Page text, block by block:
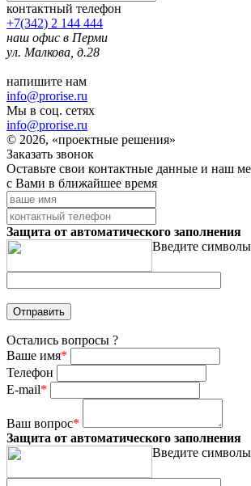
контактный телефон
+7(342) 2 144 444
наш офис в Перми
ул. Малкова, д.28
напишите нам
info@prorise.ru
Мы в соц. сетях
info@prorise.ru
© 2026, «проектные решения»
Заказать звонок
Оставьте свои контактные данные и наш
с Вами в ближайшее время
Защита от автоматического заполнения
Введите
Остались вопросы ?
Ваше имя*
Телефон
E-mail*
Ваш вопрос*
Защита от автоматического заполнения
Введите